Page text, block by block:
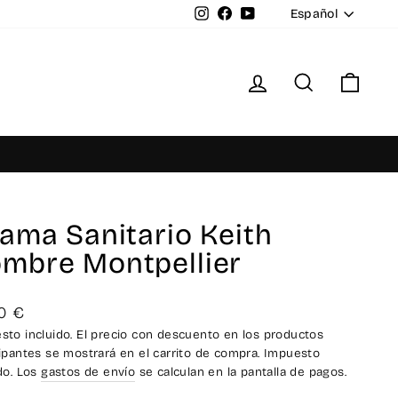
Instagram
FacebookYouTubeIdioma
Español
IngresarBuscar
Sanitario Keith
Montpellier
€
incluido. El precio con descuento en los productos
se mostrará en el carrito de compra. Impuesto
Los gastos de envío se calculan en la pantalla de pagos.